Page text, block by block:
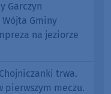
Garczyn
Gminy
na jeziorze
trwa.
pierwszym meczu.